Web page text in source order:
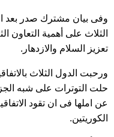
الصور
وفى بيان مشترك صدر بعد
الثلاث على أهمية التعاون
تعزيز السلام والازدهار.
ورحبت الدول الثلاث
حلت التوترات على شبه
عن املها فى ان تقود
الكوريتين.